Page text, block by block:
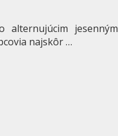
jesenným
najskôr …